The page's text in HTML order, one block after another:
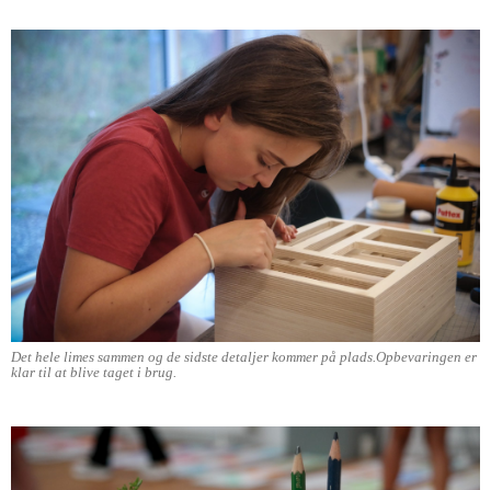
Det hele limes sammen og de sidste detaljer kommer på plads.Opbevaringen er
klar til at blive taget i brug.